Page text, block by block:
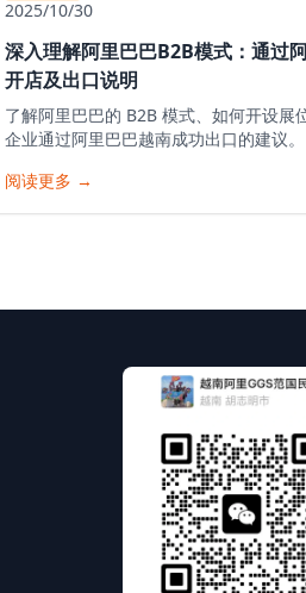
2025/10/30
深入理解阿里巴巴B2B模式：通过
开店及出口说明
了解阿里巴巴的 B2B 模式、如何开设展
企业通过阿里巴巴越南成功出口的建议。
阅读更多 →